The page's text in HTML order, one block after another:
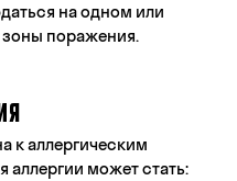
на одном или
зоны поражения.
к аллергическим
аллергии может стать: